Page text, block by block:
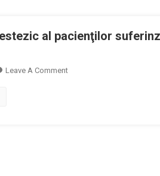
Şi
Periodice
al pacienţilor
Leave A CommentOn